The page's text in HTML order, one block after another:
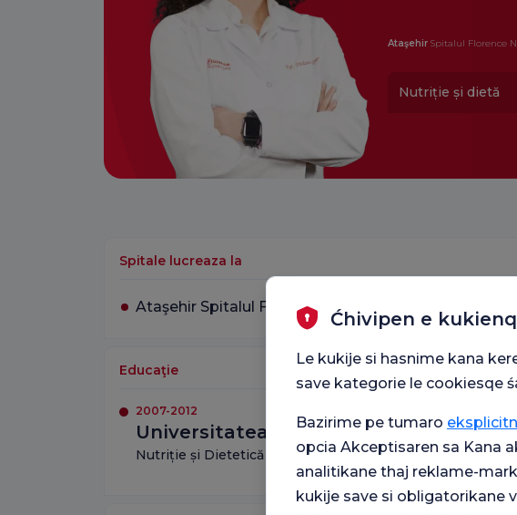
AtaşehirSpitalul Florence
Nutriție și dietă
Spitale lucreaza la
Ataşehir Spitalul Florence Nightingale
Educaţie
2007-2012
Universitatea Hacettepe
Nutriție și Dietetică
Ćhivipen e
Le kukije si hasnime kana
save kategorie le cookiesqe
Bazirime pe tumaro
opcia Akceptisaren sa Kana
analitikane thaj reklame-
kukije save si obligatorikane